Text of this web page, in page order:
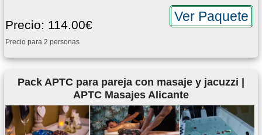
Ver Paquete
Precio: 114.00€
Precio para 2 personas
Pack APTC para pareja con masaje y jacuzzi |
APTC Masajes Alicante